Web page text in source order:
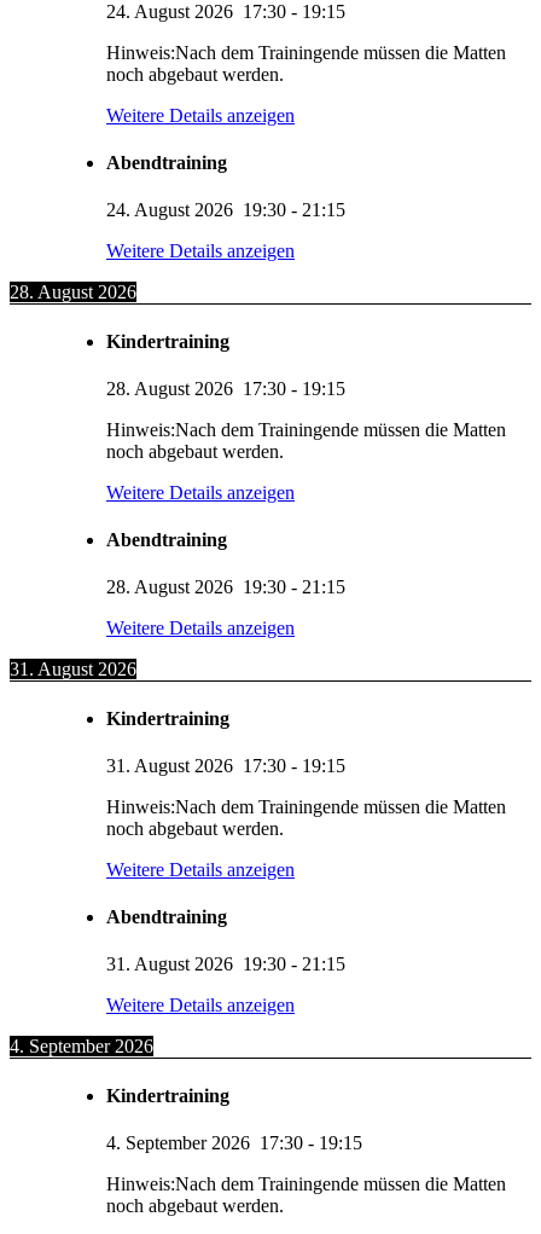
24. August 2026 17:30 - 19:15
Hinweis:Nach dem Trainingende müssen die Matten
noch abgebaut werden.
Weitere Details anzeigen
Abendtraining
24. August 2026 19:30 - 21:15
Weitere Details anzeigen
28. August 2026
Kindertraining
28. August 2026 17:30 - 19:15
Hinweis:Nach dem Trainingende müssen die Matten
noch abgebaut werden.
Weitere Details anzeigen
Abendtraining
28. August 2026 19:30 - 21:15
Weitere Details anzeigen
31. August 2026
Kindertraining
31. August 2026 17:30 - 19:15
Hinweis:Nach dem Trainingende müssen die Matten
noch abgebaut werden.
Weitere Details anzeigen
Abendtraining
31. August 2026 19:30 - 21:15
Weitere Details anzeigen
4. September 2026
Kindertraining
4. September 2026 17:30 - 19:15
Hinweis:Nach dem Trainingende müssen die Matten
noch abgebaut werden.